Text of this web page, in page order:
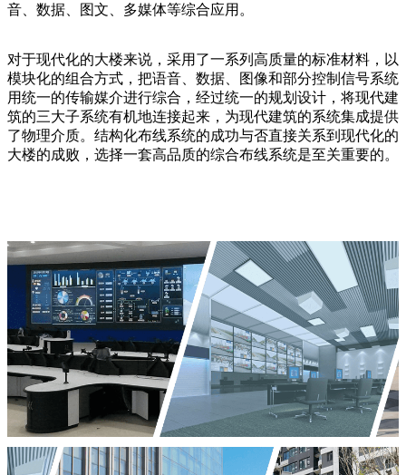
音、数据、图文、多媒体等综合应用。
对于现代化的大楼来说，采用了一系列高质量的标准材料，以
模块化的组合方式，把语音、数据、图像和部分控制信号系统
用统一的传输媒介进行综合，经过统一的规划设计，将现代建
筑的三大子系统有机地连接起来，为现代建筑的系统集成提供
了物理介质。结构化布线系统的成功与否直接关系到现代化的
大楼的成败，选择一套高品质的综合布线系统是至关重要的。